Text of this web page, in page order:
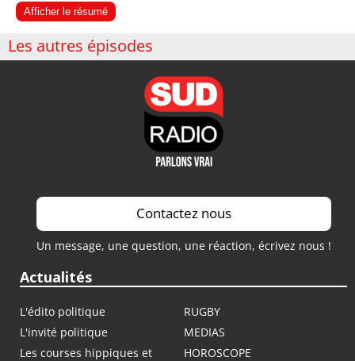
Afficher le résumé
Les autres épisodes
Contactez nous
Un message, une question, une réaction, écrivez nous !
Actualités
L'édito politique
RUGBY
L'invité politique
MEDIAS
Les courses hippiques et
HOROSCOPE